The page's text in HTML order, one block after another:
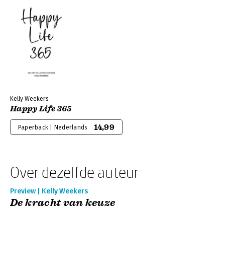
Kelly Weekers
Happy Life 365
Paperback | Nederlands 14,99
Over dezelfde auteur
Preview | Kelly Weekers
De kracht van keuze